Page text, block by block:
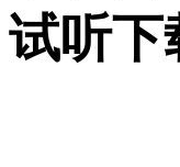
试听下